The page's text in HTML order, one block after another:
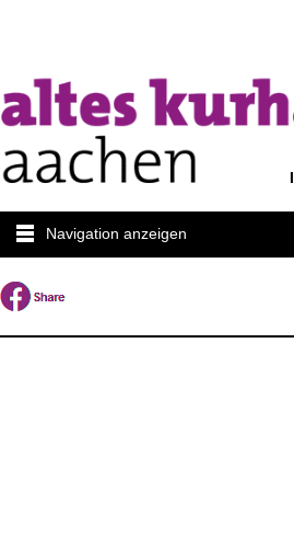
Navigation anzeigen